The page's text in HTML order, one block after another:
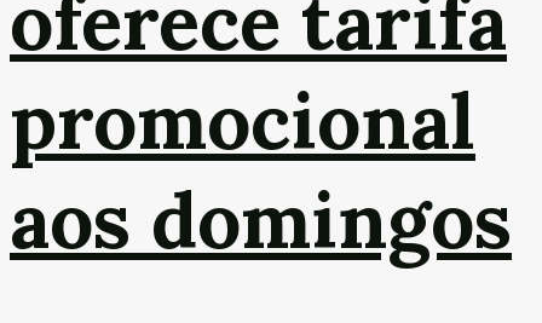
oferece tarifa
promocional
aos domingos